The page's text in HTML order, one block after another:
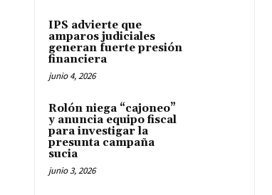
IPS advierte que
amparos judiciales
generan fuerte presión
financiera
junio 4, 2026
Rolón niega “cajoneo”
y anuncia equipo fiscal
para investigar la
presunta campaña
sucia
junio 3, 2026